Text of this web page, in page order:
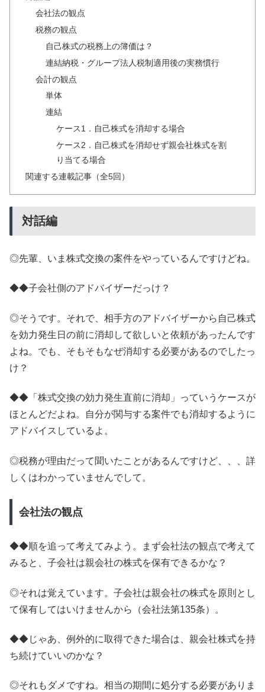
会社法の観点
税務の観点
自己株式の税務上の簿価は？
連結納税・グループ法人税制適用後の実務慣行
会計の観点
単体
連結
ケース1．自己株式を消却する場合
ケース2．自己株式を消却せず親会社株式を割
り当てる場合
関連する連載記事（全5回）
対話編
◎先輩、いま株式交換の案件をやっているんですけどね。
◆◆子会社側のアドバイザーだっけ？
◎そうです。それで、相手方のアドバイザーから自己株式
を効力発生日の前に消却して欲しいと依頼があったんです
よね。でも、そもそもなぜ消却する必要があるのでしたっ
け？
◆◆「株式交換の効力発生直前に消却」っていうケースが
ほとんどだよね。自分が関与する案件でも消却するように
アドバイスしているよ。
◎税務が理由だって聞いたことがあるんですけど、、、詳
しくはわかっていませんでして。
会社法の観点
◆◆順を追って考えてみよう。まず会社法の観点で考えて
みると、子会社は親会社の株式を保有できるかな？
◎それは覚えています。子会社は親会社の株式を原則とし
て保有してはいけませんから（会社法第135条）。
◆◆じゃあ、例外的に取得できた場合は、親会社株式を持
ち続けていいのかな？
◎それもダメですね。相当の期間に処分する必要がありま